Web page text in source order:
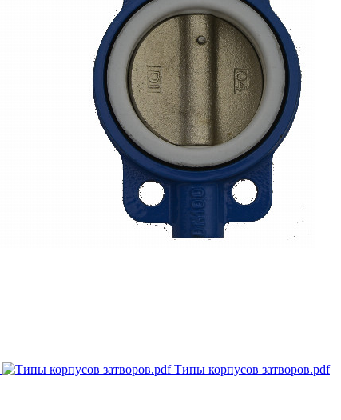
Типы корпусов затворов.pdf